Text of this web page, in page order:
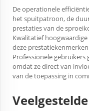
De operationele
het spuitpatroon, de
prestaties van de
Kwalitatief
deze
Professionele
omdat ze direct van
van de toepassing in